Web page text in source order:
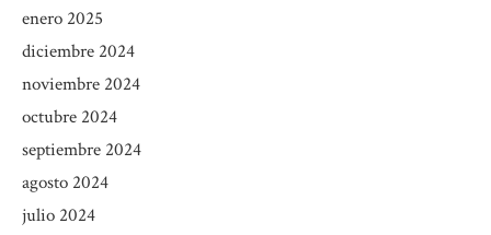
enero 2025
diciembre 2024
noviembre 2024
octubre 2024
septiembre 2024
agosto 2024
julio 2024